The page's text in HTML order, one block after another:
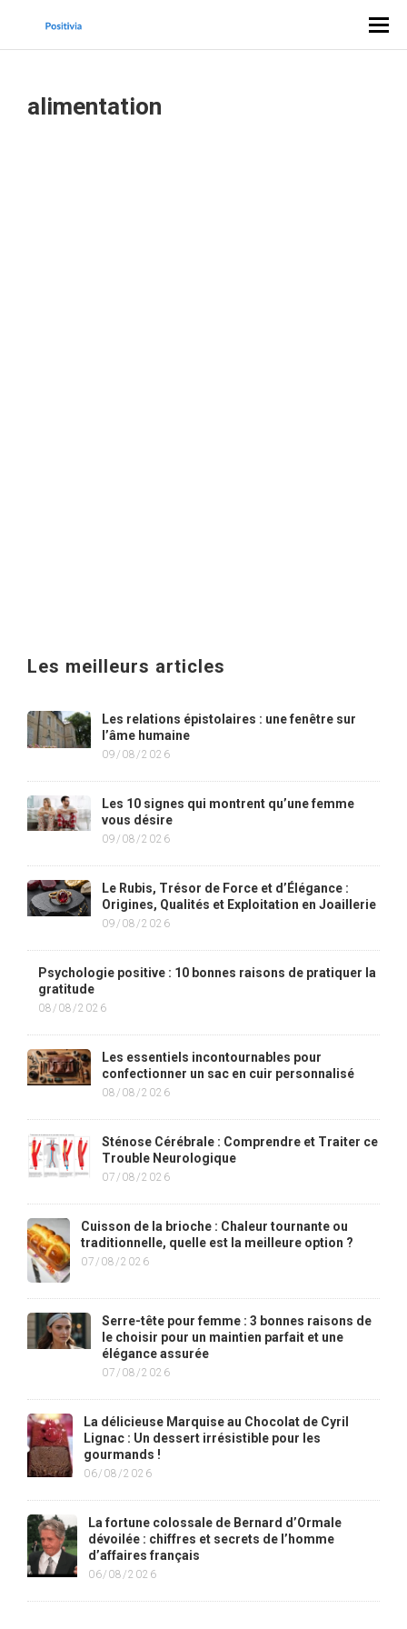
alimentation
Les meilleurs articles
Les relations épistolaires : une fenêtre sur
l’âme humaine
09/08/2026
Les 10 signes qui montrent qu’une femme
vous désire
09/08/2026
Le Rubis, Trésor de Force et d’Élégance :
Origines, Qualités et Exploitation en Joaillerie
09/08/2026
Psychologie positive : 10 bonnes raisons de pratiquer la
gratitude
08/08/2026
Les essentiels incontournables pour
confectionner un sac en cuir personnalisé
08/08/2026
Sténose Cérébrale : Comprendre et Traiter ce
Trouble Neurologique
07/08/2026
Cuisson de la brioche : Chaleur tournante ou
traditionnelle, quelle est la meilleure option ?
07/08/2026
Serre-tête pour femme : 3 bonnes raisons de
le choisir pour un maintien parfait et une
élégance assurée
07/08/2026
La délicieuse Marquise au Chocolat de Cyril
Lignac : Un dessert irrésistible pour les
gourmands !
06/08/2026
La fortune colossale de Bernard d’Ormale
dévoilée : chiffres et secrets de l’homme
d’affaires français
06/08/2026